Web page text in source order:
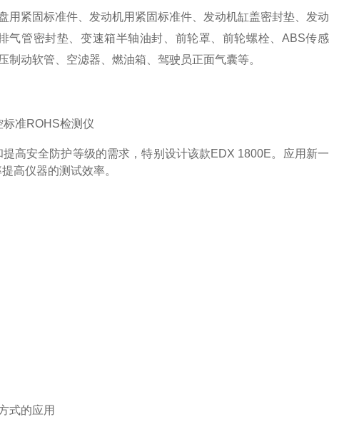
紧固标准件、发动机用紧固标准件、发动机缸盖密封垫、发动
管密封垫、变速箱半轴油封、前轮罩、前轮螺栓、ABS传感
动软管、空滤器、燃油箱、驾驶员正面气囊等。
高安全防护等级的需求，特别设计该款EDX 1800E。应用新一
高仪器的测试效率。
式的应用